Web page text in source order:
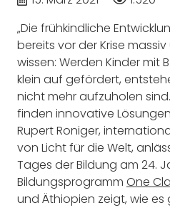
„Die frühkindliche
bereits vor der Krise
wissen: Werden Kinder mit
klein auf gefördert,
nicht mehr aufzuholen
finden innovative
Rupert Roniger,
von Licht für die Welt,
Tages der Bildung am 24.
Bildungsprogramm One
und Äthiopien zeigt, wie es